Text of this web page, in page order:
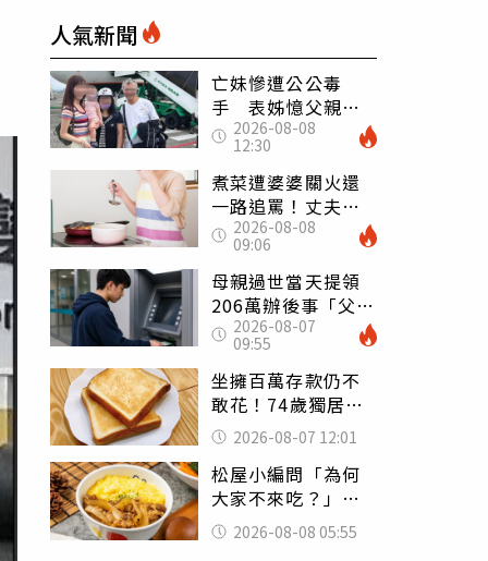
人氣新聞
亡妹慘遭公公毒
手 表姊憶父親節
前夕：小舅舅仍到
殯儀館陪她說話
2026-08-08
12:30
煮菜遭婆婆關火還
一路追罵！丈夫勸
別計較「媽媽老
了」 人妻超崩
潰：我像台傭
2026-08-08
09:06
母親過世當天提領
206萬辦後事「父子
遭判刑」 律師：
搶錢先下手是罪
2026-08-07
09:55
坐擁百萬存款仍不
敢花！74歲獨居翁
「1餐只吃1片吐
司」 半年後暴瘦
嚇壞女兒
2026-08-07 12:01
松屋小編問「為何
大家不來吃？」
一票人點出3大問
題：滿手好牌打到
2026-08-08 05:55